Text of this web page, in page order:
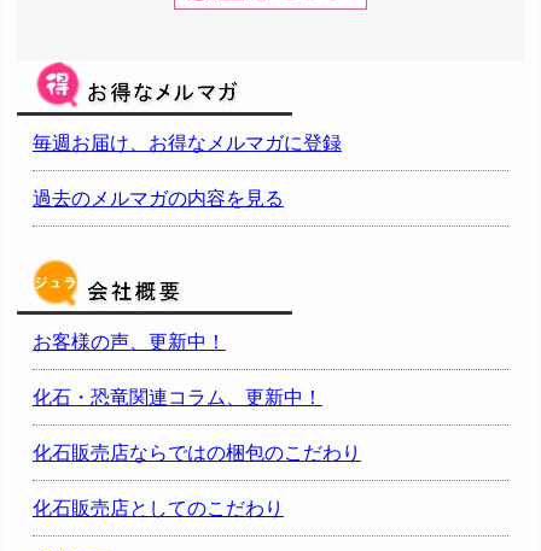
毎週お届け、お得なメルマガに登録
過去のメルマガの内容を見る
お客様の声、更新中！
化石・恐竜関連コラム、更新中！
化石販売店ならではの梱包のこだわり
化石販売店としてのこだわり